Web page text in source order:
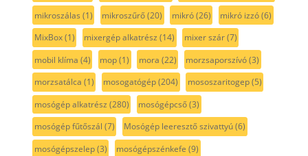
mikroszálas (1) mikroszűrő(20) mikró(26) mikró izzó(6)
MixBox(1) mixergép alkatrész (14) mixer szár(7)
mobil klíma (4) mop(1) mora (22) morzsaporszívó(3)
morzsatálca (1) mosogatógép(204) mososzaritogep(5)
mosógép alkatrész (280) mosógépcső(3)
mosógép fűtőszál (7) Mosógép leeresztő szivattyú(6)
mosógépszelep(3) mosógépszénkefe (9)